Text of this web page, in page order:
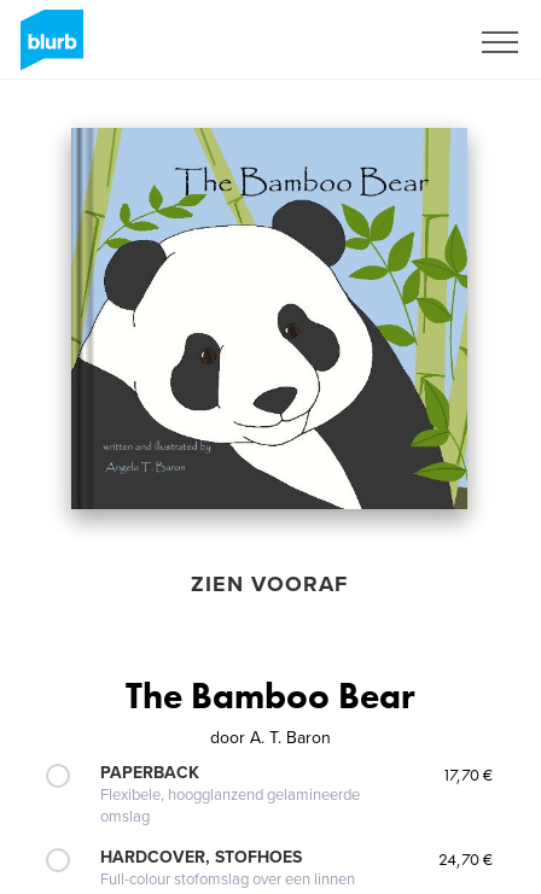
ZIEN VOORAF
The Bamboo Bear
door A. T. Baron
PAPERBACK
Flexibele, hoogglanzend gelamineerde
omslag
17,70 €
HARDCOVER, STOFHOES
Full-colour stofomslag over een linnen
24,70 €